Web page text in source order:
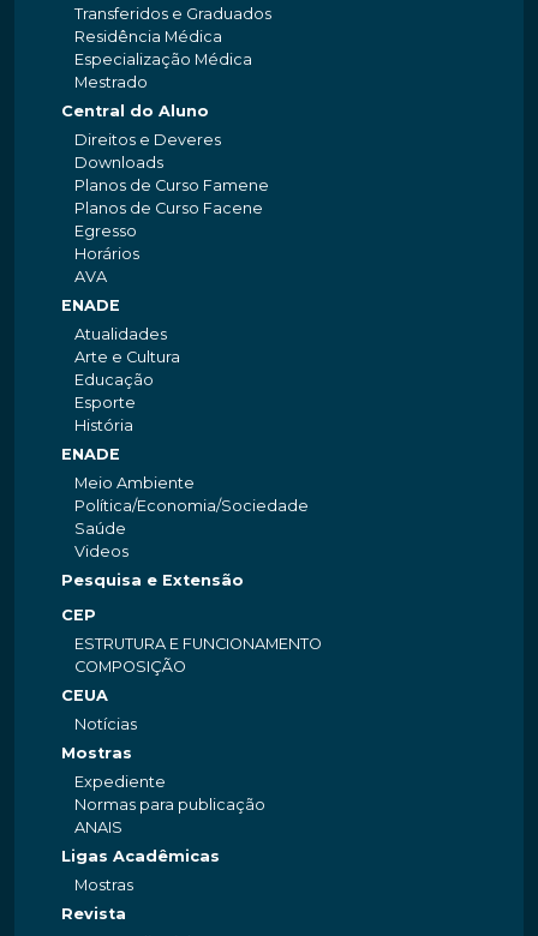
Transferidos e Graduados
Residência Médica
Especialização Médica
Mestrado
Central do Aluno
Direitos e Deveres
Downloads
Planos de Curso Famene
Planos de Curso Facene
Egresso
Horários
AVA
ENADE
Atualidades
Arte e Cultura
Educação
Esporte
História
ENADE
Meio Ambiente
Política/Economia/Sociedade
Saúde
Videos
Pesquisa e Extensão
CEP
ESTRUTURA E FUNCIONAMENTO
COMPOSIÇÃO
CEUA
Notícias
Mostras
Expediente
Normas para publicação
ANAIS
Ligas Acadêmicas
Mostras
Revista